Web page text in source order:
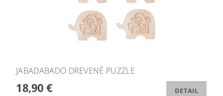
JABADABADO DREVENÉ PUZZLE
18,90 € DETAIL